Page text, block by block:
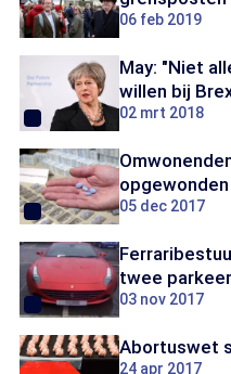
06 feb 2019
May: "Niet
willen bij
02 mrt 2018
opgewonden
05 dec 2017
twee
03 nov 2017
Abortuswet
24 apr 2017